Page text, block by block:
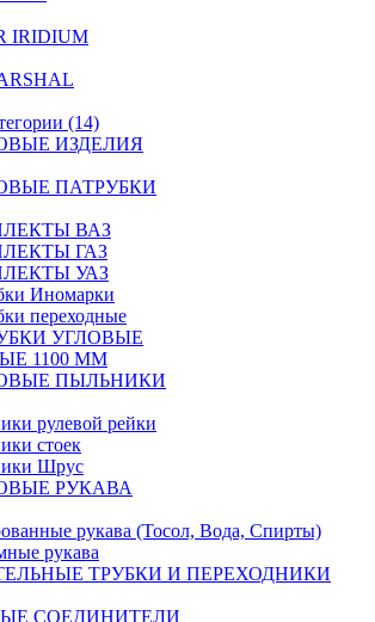
IRIDIUM
(14)
ИЗДЕЛИЯ
ПАТРУБКИ
ВАЗ
ГАЗ
УАЗ
Иномарки
переходные
УГЛОВЫЕ
1100 ММ
ПЫЛЬНИКИ
рулевой рейки
стоек
Шрус
РУКАВА
рукава (Тосол, Вода, Спирты)
рукава
ТРУБКИ И ПЕРЕХОДНИКИ
СОЕДИНИТЕЛИ